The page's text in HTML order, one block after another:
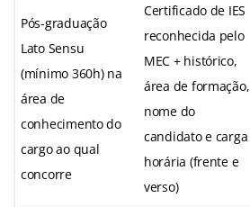
Pós-graduação
Lato Sensu
(mínimo 360h) na
área de
conhecimento do
cargo ao qual
concorre
Certificado de IES
reconhecida pelo
MEC + histórico,
área de formação,
nome do
candidato e carga
horária (frente e
verso)